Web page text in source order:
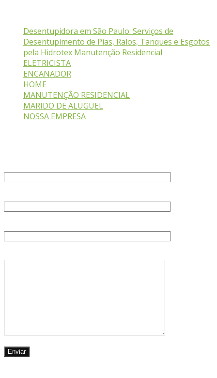
Desentupidora em São Paulo: Serviços de
Desentupimento de Pias, Ralos, Tanques e Esgotos
pela Hidrotex Manutenção Residencial
ELETRICISTA
ENCANADOR
HOME
MANUTENÇÃO RESIDENCIAL
MARIDO DE ALUGUEL
NOSSA EMPRESA